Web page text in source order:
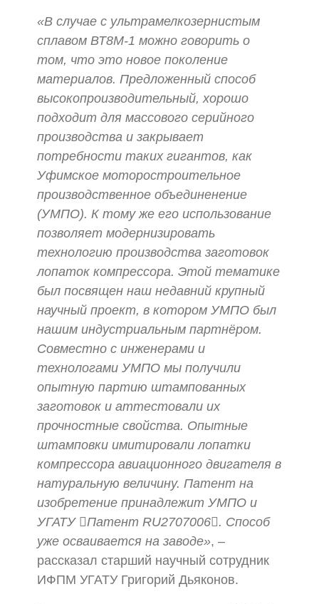
«В случае с ультрамелкозернистым
сплавом ВТ8М-1 можно говорить о
том, что это новое поколение
материалов. Предложенный способ
высокопроизводительный, хорошо
подходит для массового серийного
производства и закрывает
потребности таких гигантов, как
Уфимское моторостроительное
производственное объединенение
(УМПО). К тому же его использование
позволяет модернизировать
технологию производства заготовок
лопаток компрессора. Этой тематике
был посвящен наш недавний крупный
научный проект, в котором УМПО был
нашим индустриальным партнёром.
Совместно с инженерами и
технологами УМПО мы получили
опытную партию штампованных
заготовок и аттестовали их
прочностные свойства. Опытные
штамповки имитировали лопатки
компрессора авиационного двигателя в
натуральную величину. Патент на
изобретение принадлежит УМПО и
УГАТУ Патент RU2707006. Способ
уже осваивается на заводе», –
рассказал старший научный сотрудник
ИФПМ УГАТУ Григорий Дьяконов.